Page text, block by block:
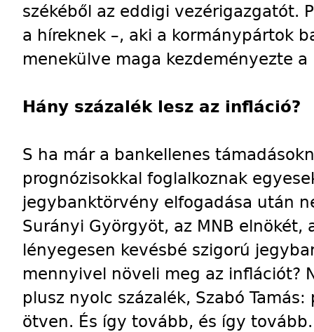
székéből az eddigi vezérigazgatót.
a híreknek –, aki a kormánypártok
menekülve maga kezdeményezte
Hány százalék lesz az infláció?
S ha már a bankellenes
prognózisokkal foglalkoznak
jegybanktörvény elfogadása után
Surányi Györgyöt, az MNB
lényegesen kevésbé szigorú
mennyivel növeli meg az inflációt?
plusz nyolc százalék, Szabó
ötven. És így tovább, és így tovább.